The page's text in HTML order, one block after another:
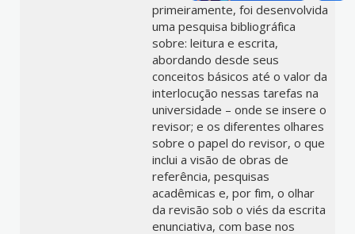
primeiramente, foi desenvolvida
uma pesquisa bibliográfica
sobre: leitura e escrita,
abordando desde seus
conceitos básicos até o valor da
interlocução nessas tarefas na
universidade – onde se insere o
revisor; e os diferentes olhares
sobre o papel do revisor, o que
inclui a visão de obras de
referência, pesquisas
acadêmicas e, por fim, o olhar
da revisão sob o viés da escrita
enunciativa, com base nos